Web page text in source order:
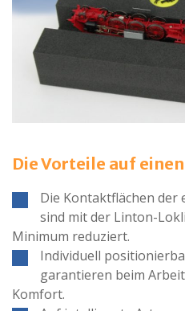
Die Vorteile auf
Die Kontaktflächen der
sind mit der Linton-
Minimum reduziert.
Individuell
garantieren beim
Komfort.